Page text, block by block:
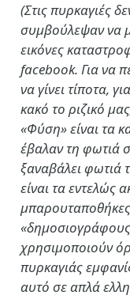
(Στις πυρκαγιές
συμβούλεψαν να
εικόνες
facebook. Για να
να γίνει τίποτα,
κακό το ριζικό
«Φύση» είναι τα
έβαλαν τη φωτιά
ξαναβάλει φωτιά
είναι τα εντελώς
χρησιμοποιούν
πυρκαγιάς
αυτό σε απλά